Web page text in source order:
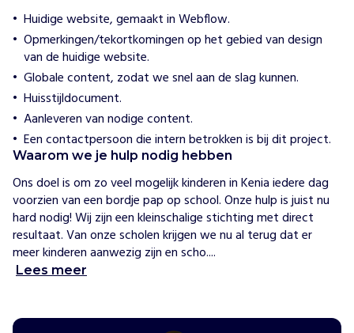
o
o
r
a
r
m
o
e
d
e
,
d
r
o
o
e
Huidige website, gemaakt in Webflow.
Opmerkingen/tekortkomingen op het gebied van design
van de huidige website.
Globale content, zodat we snel aan de slag kunnen.
Huisstijldocument.
Aanleveren van nodige content.
Een contactpersoon die intern betrokken is bij dit project.
Waarom we je hulp nodig hebben
Ons doel is om zo veel mogelijk kinderen in Kenia iedere dag
voorzien van een bordje pap op school. Onze hulp is juist nu
hard nodig! Wij zijn een kleinschalige stichting met direct
resultaat. Van onze scholen krijgen we nu al terug dat er
meer kinderen aanwezig zijn en scho....
Lees meer